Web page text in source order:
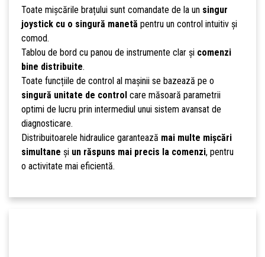
Toate mișcările brațului sunt comandate de la un singur
joystick cu o singură manetă pentru un control intuitiv și
comod.
Tablou de bord cu panou de instrumente clar și comenzi
bine distribuite.
Toate funcțiile de control al mașinii se bazează pe o
singură unitate de control care măsoară parametrii
optimi de lucru prin intermediul unui sistem avansat de
diagnosticare.
Distribuitoarele hidraulice garantează mai multe mișcări
simultane și un răspuns mai precis la comenzi, pentru
o activitate mai eficientă.